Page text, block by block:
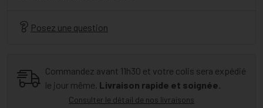
Posez une question
Commandez avant 11h30 et votre colis sera expédié
le jour même. Livraison rapide et soignée.
Consulter le détail de nos livraisons